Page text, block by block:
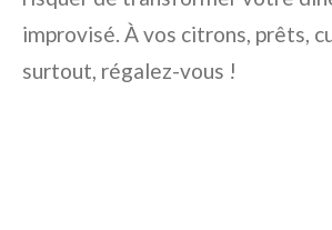
improvisé. À vos citrons, prêts,
surtout, régalez-vous !